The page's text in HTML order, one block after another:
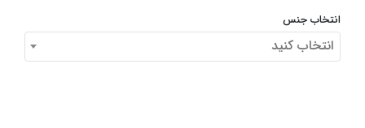
انتخاب جنس
انتخاب کنید